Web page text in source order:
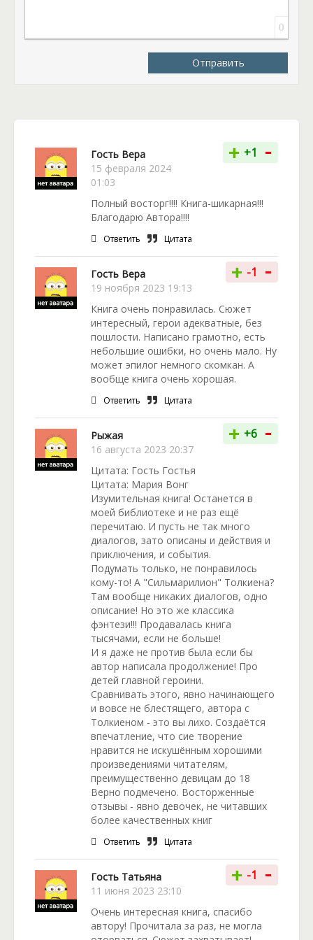
0
Отправить
Гость Вера
15 февраля 2024
01:03
+ +1 -
Полный восторг!!!! Книга-шикарная!!!
Благодарю Автора!!!!
Ответить Цитата
Гость Вера
19 ноября 2023 19:13
+ -1 -
Книга очень понравилась. Сюжет
интересный, герои адекватные, без
пошлости. Написано грамотно, есть
небольшие ошибки, но очень мало. Ну
может эпилог немного скомкан. А
вообще книга очень хорошая.
Ответить Цитата
Рыжая
16 августа 2023 20:37
+ +6 -
Цитата: Гость Гостья
Цитата: Мария Вонг
Изумительная книга! Останется в
моей библиотеке и не раз ещё
перечитаю. И пусть не так много
диалогов, зато описаны и действия и
приключения, и события.
Подумать только, не понравилось
кому-то! А "Сильмарилион" Толкиена?
Там вообще никаких диалогов, одно
описание! Но это же классика
фэнтези!!! Продавалась книга
тысячами, если не больше!
И я даже не против была если бы
автор написала продолжение! Про
детей главной героини.
Сравнивать этого, явно начинающего
и вовсе не блестящего, автора с
Толкиеном - это вы лихо. Создаётся
впечатление, что сие творение
нравится не искушённым хорошими
произведениями читателям,
преимущественно девицам до 18
Верно подмечено. Восторженные
отзывы - явно девочек, не читавших
более качественных книг
Ответить Цитата
Гость Татьяна
11 июня 2023 23:10
+ -1 -
Очень интересная книга, спасибо
автору! Прочитала за раз, не могла